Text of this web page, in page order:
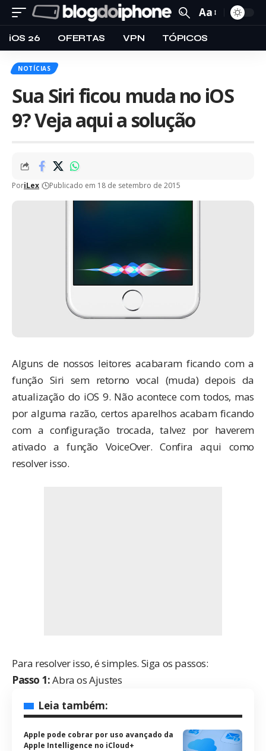
Aa
iOS 26 OFERTAS VPN TÓPICOS
NOTÍCIAS
Sua Siri ficou muda no iOS
9? Veja aqui a solução
PoriLex Publicado em 18 de setembro de 2015
Alguns de nossos leitores acabaram ficando com a
função Siri sem retorno vocal (muda) depois da
atualização do iOS 9. Não acontece com todos, mas
por alguma razão, certos aparelhos acabam ficando
com a configuração trocada, talvez por haverem
ativado a função VoiceOver. Confira aqui como
resolver isso.
Para resolver isso, é simples. Siga os passos:
Passo 1:Abra os Ajustes
Leia também:
Apple pode cobrar por uso avançado da
Apple Intelligence no iCloud+